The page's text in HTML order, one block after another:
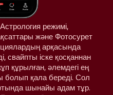
режимі,
және Фотосурет
арқасында
свайпты іске қосқаннан
құрылған, әлемдегі ең
болып қала береді. Сол
шынайы адам тұр.